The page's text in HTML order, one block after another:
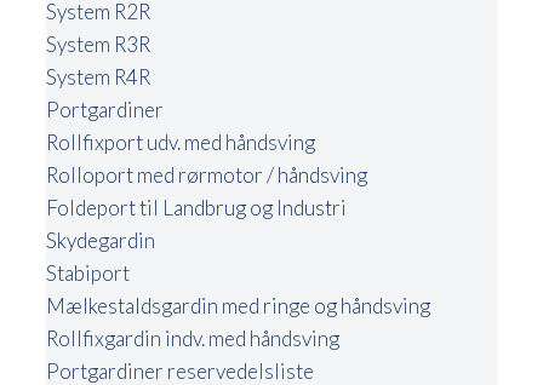
System R2R
System R3R
System R4R
Portgardiner
Rollfixport udv. med håndsving
Rolloport med rørmotor / håndsving
Foldeport til Landbrug og Industri
Skydegardin
Stabiport
Mælkestaldsgardin med ringe og håndsving
Rollfixgardin indv. med håndsving
Portgardiner reservedelsliste